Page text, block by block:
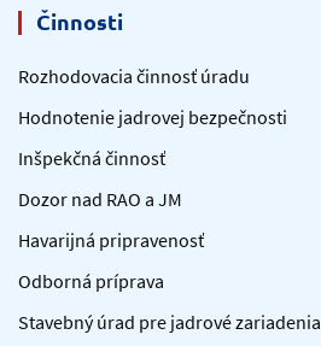
Činnosti
Rozhodovacia činnosť úradu
Hodnotenie jadrovej bezpečnosti
Inšpekčná činnosť
Dozor nad RAO a JM
Havarijná pripravenosť
Odborná príprava
Stavebný úrad pre jadrové zariadenia